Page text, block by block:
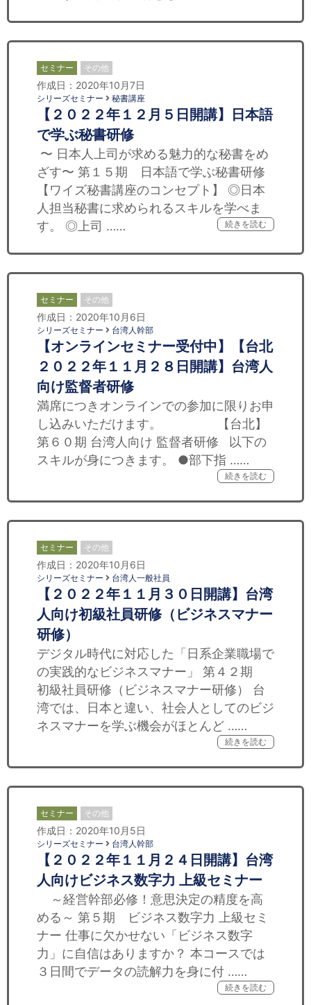
セミナー その他
作成日：2020年10月7日
シリーズセミナー 秘書講座
【２０２２年１２月５日開講】日本語
で学ぶ秘書研修
〜 日本人上司が求める魅力的な秘書をめ
ざす〜 第１５期 日本語で学ぶ秘書研修
【ワイズ秘書講座のコンセプト】 ◎日本
人担当秘書に求められるスキルを学べま
す。 ◎上司 ……
続きを読む
セミナー その他
作成日：2020年10月6日
シリーズセミナー 台湾人幹部
【オンラインセミナー受付中】【台北
２０２２年１１月２８日開講】台湾人
向け監督者研修
満席につきオンラインでの参加に限りお申
し込みいただけます。 【台北】
第６０期 台湾人向け 監督者研修 以下の
スキルが身につきます。 ●部下指 ……
続きを読む
セミナー その他
作成日：2020年10月6日
シリーズセミナー 台湾人一般社員
【２０２２年１１月３０日開講】台湾
人向け初級社員研修（ビジネスマナー
研修）
デジタル時代に対応した「日系企業職場で
の実践的なビジネスマナー」 第４２期
初級社員研修（ビジネスマナー研修） 台
湾では、日本と違い、社会人としてのビジ
ネスマナーを学ぶ機会がほとんど ……
続きを読む
セミナー その他
作成日：2020年10月5日
シリーズセミナー 台湾人幹部
【２０２２年１１月２４日開講】台湾
人向けビジネス数字力 上級セミナー
～経営幹部必修！意思決定の精度を高
める～ 第５期 ビジネス数字力 上級セミ
ナー 仕事に欠かせない「ビジネス数字
力」に自信はありますか？ 本コースでは
３日間でデータの読解力を身に付 ……
続きを読む